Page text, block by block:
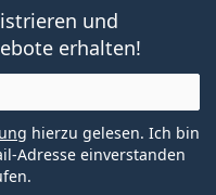
und
erhalten!
hierzu gelesen. Ich bin
Adresse einverstanden